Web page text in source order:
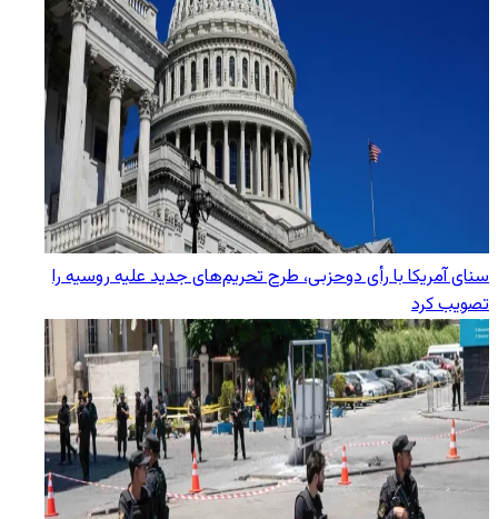
سنای آمریکا با رأی دوحزبی، طرح تحریم‌های جدید علیه روسیه را
تصویب کرد